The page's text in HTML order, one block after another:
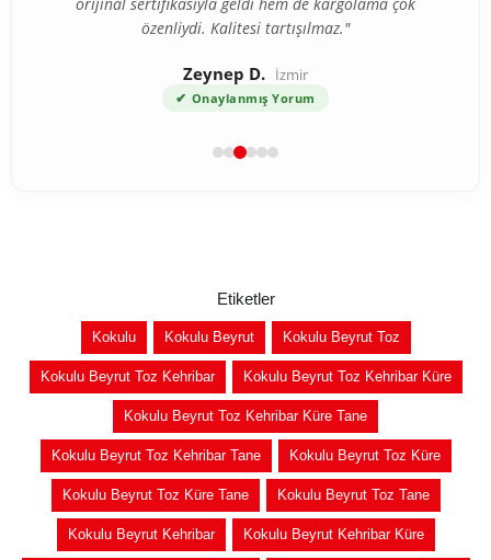
özenliydi. Kalitesi tartışılmaz."
Zeynep D. İzmir
✔ Onaylanmış Yorum
Etiketler
Kokulu Kokulu Beyrut Kokulu Beyrut Toz
Kokulu Beyrut Toz Kehribar Kokulu Beyrut Toz Kehribar Küre
Kokulu Beyrut Toz Kehribar Küre Tane
Kokulu Beyrut Toz Kehribar Tane Kokulu Beyrut Toz Küre
Kokulu Beyrut Toz Küre Tane Kokulu Beyrut Toz Tane
Kokulu Beyrut Kehribar Kokulu Beyrut Kehribar Küre